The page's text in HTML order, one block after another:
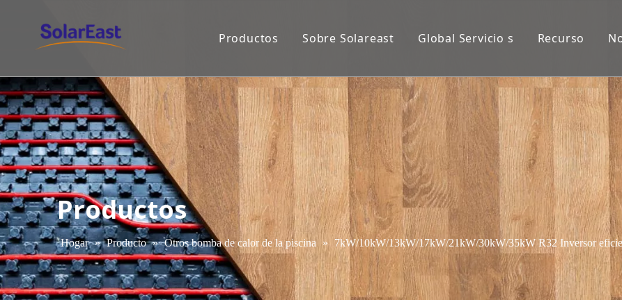
Productos Sobre Solareast Global Servicio s Recurso
Productos
Hogar » Producto » Otros bomba de calor de la piscina » 7kW/10kW/13kW/17kW/21kW/30kW/35kW R32 Inversor